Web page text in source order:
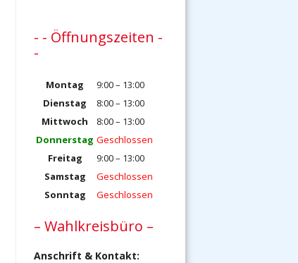
- - Öffnungszeiten -
-
Montag
9:00 – 13:00
Dienstag
8:00 – 13:00
Mittwoch
8:00 – 13:00
Donnerstag Geschlossen
Freitag
9:00 – 13:00
Samstag
Geschlossen
Sonntag
Geschlossen
– Wahlkreisbüro –
Anschrift & Kontakt: